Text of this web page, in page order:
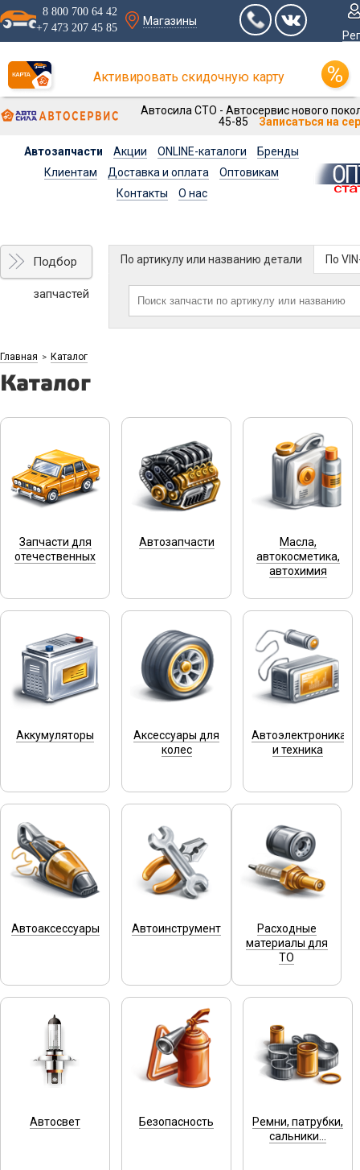
8 800 700 64 42
+7 473 207 45 85
Магазины
Активировать скидочную карту
Автосила СТО - Автосервис нового
45-85
Записаться на
Автозапчасти Акции ONLINE-каталоги
Бренды
Клиентам
Доставка и оплата
Оптовикам
Контакты
О нас
Подбор
запчастей
По артикулу или названию детали По
Главная > Каталог
Каталог
Запчасти для
отечественных
Автозапчасти
Масла,
автокосметика,
автохимия
Аккумуляторы
Аксессуары для
колес
Автоэлектроника
и техника
Автоаксессуары Автоинструмент
Расходные
материалы для
ТО
Автосвет Безопасность
Ремни, патрубки,
сальники...